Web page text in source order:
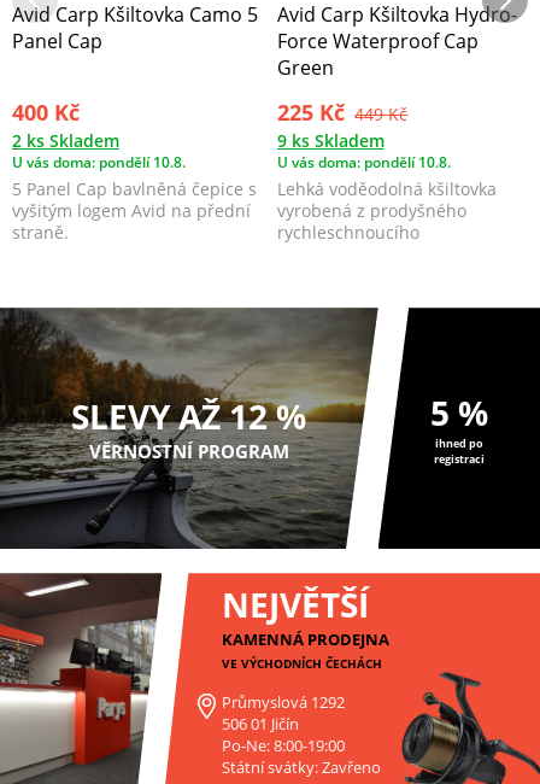
Avid Carp Kšiltovka Camo 5
Panel Cap
400 Kč
2 ks Skladem
U vás doma: pondělí 10.8.
5 Panel Cap bavlněná čepice s
vyšitým logem Avid na přední
straně.
Avid Carp Kšiltovka Hydro-
Force Waterproof Cap
Green
225 Kč 449 Kč
9 ks Skladem
U vás doma: pondělí 10.8.
Lehká voděodolná kšiltovka
vyrobená z prodyšného
rychleschnoucího
SLEVY AŽ 12 %
VĚRNOSTNÍ PROGRAM
5 %
ihned po
registraci
NEJVĚTŠÍ
KAMENNÁ PRODEJNA
VE VÝCHODNÍCH ČECHÁCH
Průmyslová 1292
506 01 Jičín
Po-Ne: 8:00-19:00
Státní svátky: Zavřeno